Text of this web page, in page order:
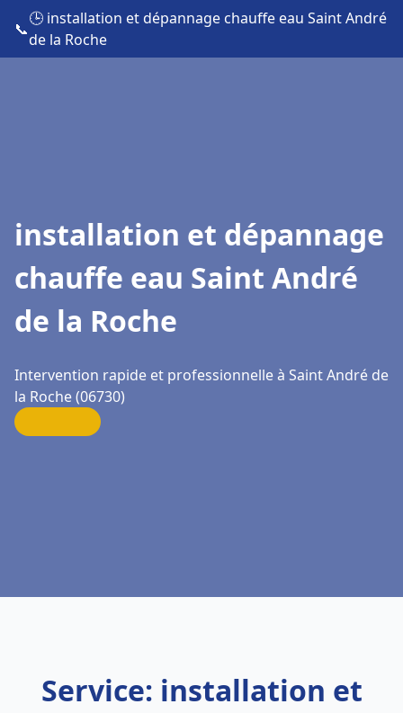
📞
🕒 installation et dépannage chauffe eau Saint André
de la Roche
installation et dépannage
chauffe eau Saint André
de la Roche
Intervention rapide et professionnelle à Saint André de
la Roche (06730)
Service: installation et